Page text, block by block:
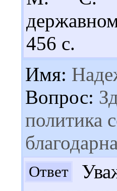
456 с.
Имя:
Вопрос:
политика
Ответ